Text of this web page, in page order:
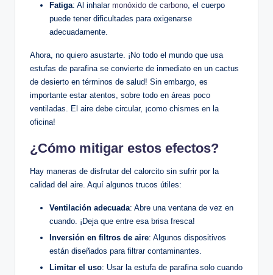
Fatiga: Al ⁣inhalar monóxido de carbono ,‍ el cuerpo​
puede tener dificultades para oxigenarse
adecuadamente.
Ahora,‌ no quiero asustarte. ¡No⁤ todo el mundo que⁤ usa
estufas de parafina se ​convierte de‍ inmediato en​ un cactus
de desierto en términos de salud! Sin embargo, es
importante estar atentos, sobre todo en áreas poco
ventiladas. El ⁣aire debe circular,‍ ¡como ‌chismes en​ la
oficina!
¿Cómo mitigar estos efectos?
Hay maneras de disfrutar del calorcito⁤ sin sufrir por la
calidad del⁤ aire.​ Aquí‍ algunos trucos útiles:
Ventilación adecuada: Abre una ventana de vez en
cuando. ¡Deja que entre esa ⁣brisa fresca!
Inversión ​en filtros ‌de aire: Algunos dispositivos
están diseñados ⁤para​ filtrar contaminantes.
Limitar el uso: Usar la estufa de parafina solo cuando